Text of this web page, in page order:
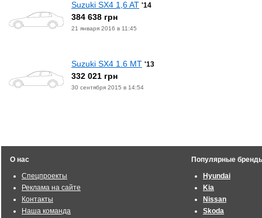
Suzuki SX4 1,6 AT '14
384 638 грн
21 января 2016 в 11:45
Suzuki SX4 1.6 MT '13
332 021 грн
30 сентября 2015 в 14:54
О нас
Спецпроекты
Реклама на сайте
Контакты
Наша команда
Популярные
Hyundai
Kia
Nissan
Skoda